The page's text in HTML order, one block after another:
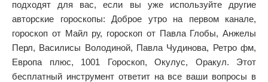
подходят для вас, если вы уже используйте другие
авторские гороскопы: Доброе утро на первом канале,
гороскоп от Майл ру, гороскоп от Павла Глобы, Анжелы
Перл, Василисы Володиной, Павла Чудинова, Ретро фм,
Европа плюс, 1001 Гороскоп, Окулус, Оракул. Этот
бесплатный инструмент ответит на все ваши вопросы в